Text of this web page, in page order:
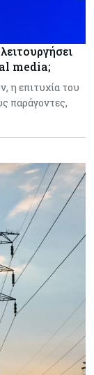
media;
η επιτυχία του
παράγοντες,